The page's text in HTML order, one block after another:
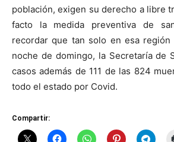
población, exigen su derecho a libre
facto la medida preventiva de
recordar que tan solo en esa
noche de domingo, la Secretaría de
casos además de 111 de las 824
todo el estado por Covid.
Compartir: